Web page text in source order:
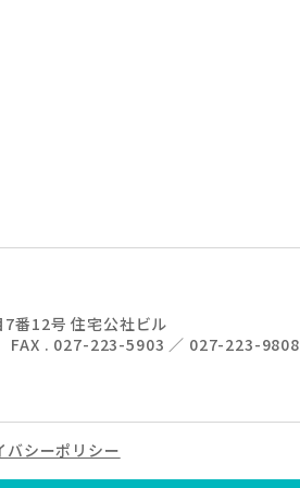
番12号 住宅公社ビル
FAX . 027-223-5903 ／ 027-223-9808
バシーポリシー